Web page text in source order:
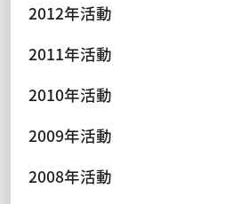
2012年活動
2011年活動
2010年活動
2009年活動
2008年活動